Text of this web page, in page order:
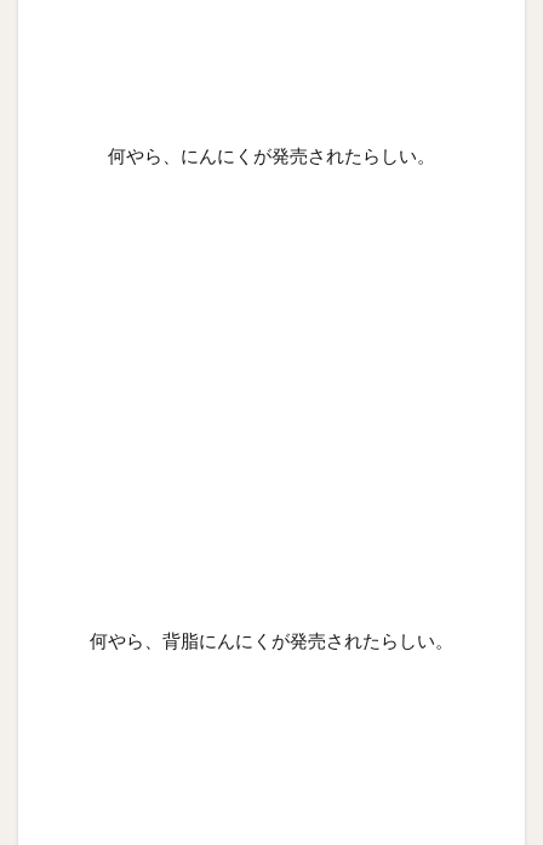
何やら、にんにくが発売されたらしい。
何やら、背脂にんにくが発売されたらしい。